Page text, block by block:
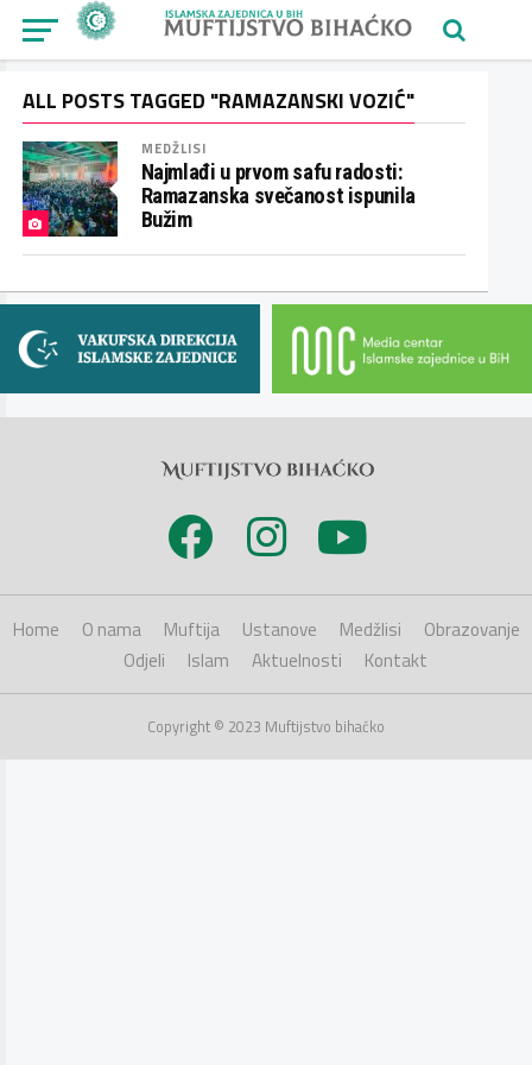
ALL POSTS TAGGED "RAMAZANSKI VOZIĆ"
MEDŽLISI
Najmlađi u prvom safu radosti:
Ramazanska svečanost ispunila
Bužim
Home O nama Muftija Ustanove Medžlisi
Obrazovanje
Odjeli
Islam Aktuelnosti Kontakt
Copyright © 2023 Muftijstvo bihaćko